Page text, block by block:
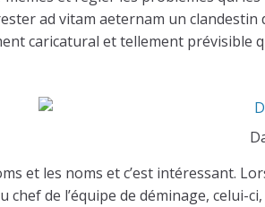
ad vitam aeternam un
caricatural et tellement prévisible
et les noms et c’est intéressant.
chef de l’équipe de déminage, celui-